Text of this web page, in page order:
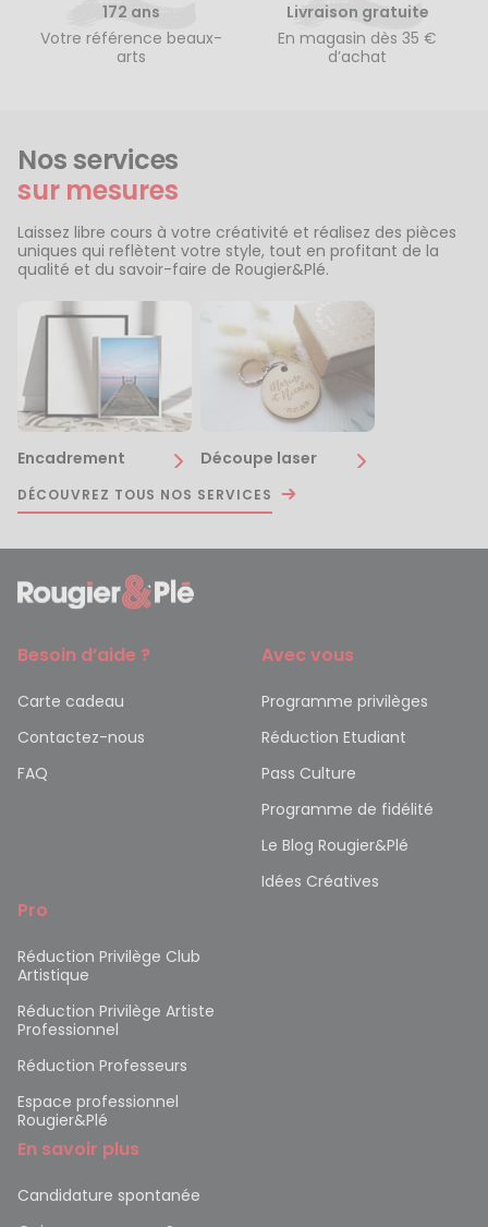
172 ans
Votre référence beaux-
arts
Livraison gratuite
En magasin dès 35 €
d’achat
Nos services
sur mesures
Laissez libre cours à votre créativité et réalisez des pièces
uniques qui reflètent votre style, tout en profitant de la
qualité et du savoir-faire de Rougier&Plé.
Encadrement Découpe laser
DÉCOUVREZ TOUS NOS SERVICES
Besoin d’aide ?
Carte cadeau
Contactez-nous
FAQ
Avec vous
Programme privilèges
Réduction Etudiant
Pass Culture
Programme de fidélité
Le Blog Rougier&Plé
Idées Créatives
Pro
Réduction Privilège Club
Artistique
Réduction Privilège Artiste
Professionnel
Réduction Professeurs
Espace professionnel
Rougier&Plé
En savoir plus
Candidature spontanée